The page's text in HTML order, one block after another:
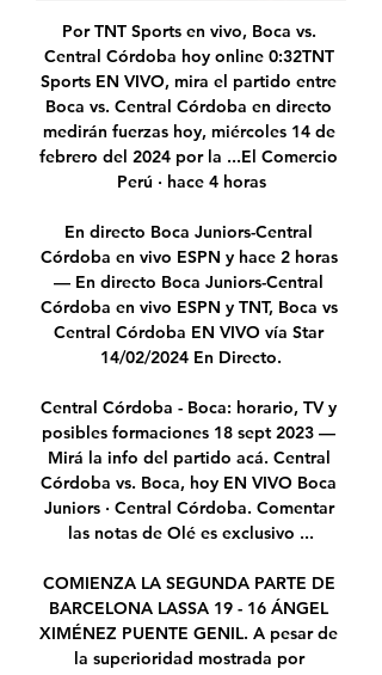
Por TNT Sports en vivo, Boca vs. Central Córdoba hoy online 0:32TNT Sports EN VIVO, mira el partido entre Boca vs. Central Córdoba en directo medirán fuerzas hoy, miércoles 14 de febrero del 2024 por la ...El Comercio Perú · hace 4 horas

En directo Boca Juniors-Central Córdoba en vivo ESPN y hace 2 horas — En directo Boca Juniors-Central Córdoba en vivo ESPN y TNT, Boca vs Central Córdoba EN VIVO vía Star 14/02/2024 En Directo.

Central Córdoba - Boca: horario, TV y posibles formaciones 18 sept 2023 — Mirá la info del partido acá. Central Córdoba vs. Boca, hoy EN VIVO Boca Juniors · Central Córdoba. Comentar las notas de Olé es exclusivo ...

COMIENZA LA SEGUNDA PARTE DE BARCELONA LASSA 19 - 16 ÁNGEL XIMÉNEZ PUENTE GENIL. A pesar de la superioridad mostrada por momentos por parte del Barcelona, los de Puente Genil no han dejado de presionar a su rival y lo han mantenido cerca en el …

Información de ayuda para correr en 10k Mann Filter XII Maratón Ciudad de Zaragoza con datos de inscripciones, recorrido, lugar y hora de salida, clasificaciones, corredores y rutinas de entrenamiento.

[[DEPORTE TV>>]] Boca Juniors contra Central Córdoba hace 5 horas — Boca Juniors Central Córdoba marcadores en directo (y ver en vivo gratis video streaming en directo) comienza el 14 feb 2024 a las 22:15 ...

En vivo: Boca Juniors vs Central Córdoba online Comenzó la v hace 20 horas — En vivo: Boca Juniors vs Central Córdoba online Comenzó la venta de entradas para el partido de Boca 14 febrero 2024 En Vivo Ver Partido ...

Everton venció por la mínima a Trasandino y queda con la primera opción para... DEPORTE Rodrigo Peñaloza Otárola-junio 10, 2019. 0.. En el estadio Sausalito de Viña del Mar fue el escenario, el cual recibió el duelo disputado entre el local Santiago Wanderers...

Nota Regatas abrió la serie semifinal con un claro triunfo ante Argentino de Junín.- Regatas Corrientes , el número 1 de la fase regular y campeón vigente, se adelantó en una de las llaves semifinales de la Liga Nacional de Básquetbol (LNB) , al doblegar a Argentino...

Boca Juniors vs Central Córdoba EN VIVO vía TNT Sports hace 11 horas — El partido que corresponde a la fecha 5 de la Copa de la Liga Profesional, será transmitido EN DIRECTO y ONLINE vía TNT Sports y ESPN. Sigue las ...

Consulta los datos del partido Cortulúa vs. Cúcuta en la competición Liga Colombiana I 2015 con comentarios en directo en AS.com (Estadísticas)

Empresas: correo directo en Pitalito, Huila, Colombia | Directorio Telefónico - Teléfonos, Direcciones, Página Web, Contacto, Horarios,. Otros Paises Argentina Bolivia Chile Colombia Costa Rica Ecuador El Salvador Guatemala México Panamá Perú Puerto Rico República Dominicana Uruguay Venezuela.

Ver EN VIVO ONLINE Boca vs Central Córdoba, Copa de hace 18 horas — Boca Juniors recibe a Central Córdoba en partido de la quinta fecha de la Copa de la Liga 2024. El duelo se disputará a las 19:15 horas del miércoles 14 de ...

Por su parte el equipo azucarero cosechó 11 partidos consecutivos sin perder en condición de visitante, en esa condición empató 7 (Boyaca, Tolima, Equidad, Caldas, Millonarios, Santa Fe y Pasto) y ganó 4 (Itagui, Pasto, Envigado y Caldas). Pasto sumó 3 fechas sin perder, aunque acumuló su segundo empate de manera lineal.

C. SU COMENTARIO NOS INTERESA. deportes@eltiempo.com.ve. 24 l @Diario_ElTiempo. Deportes. EL TIEMPO Sábado 31 de octubre de 2015 www.eltiempo.com.ve. RAFAEL NADAL CLASIFICÓ A SEMIFINALES EN BASILEA

“La venganza es el placer de los dioses” y la disfrutó Instituto en otro apasionante clásico cordobés. La Gloria sacó chapa de su gran plantel, ese que aspirar a pelear bien alto en toda la temporada, y se tomo revancha del duelo anterior, ganado por Atenas. En un Ángel Sandrín colmado, el

Avianca inaugura su vuelo directo San Salvador-Nueva Jersey. La ruta,. El destino permite a los pasajeros visitar ciudades como Elizabeth, Jersey City y Nueva York,. La terminal aérea de El Salvador permitirá además enlazar otros destinos en Centroamérica, como Guatemala, San José, San Pedro Sula, Managua y Panamá.

Gas and Power es la única compañía en el mundo que puede ofrecer los puntos fuertes combinados de Oil & Gas, Generación y Transmisión de Energía a lo largo de la cadena de conversión de energía, creando un valor duradero para sus clientes.

Bío Bío Convention Bureau Oficina de atracción de congresos y convenciones Concepción le quiere brindar la más cordial bienvenida a una ciudad que, simplemente, le cautivará.. N 2721500 Hospital Clínico Regional de Concepción San Martín 1436 2208500 Hospital Traumatológico Sanatorio Alemán Av. Dirección San Martín 601.

Chelsea vs Barca. Back to article. Be the first to comment . Leave a Reply Cancelar respuesta. Tu dirección de correo no será. AMPrensa en línea. Escuche nuestras noticias y música en nuestra emisora online. Lo último. 453 mil ticos tendrán 65 años para el 2020, según censo . 1 Octubre, 2019. A partir de este martes, docentes en EE.

Alianza Petrolera Vs Huila - FUTBOL EN VIVO. Hoy Domingo 26 de Mayo del 2013, a las 03:15 p.m. GMT-5, se jugará el partido de futbol entre el Alianza Petrolera versus el Atlético Huila, por La Liga Postobón de Colombia,. como si vieran la televisión en vivo y en directo por internet,.

BOCA JUNIORS vs CENTRAL CÓRDOBA en EL CANAL DE Seguilo en vivo a través de #ElCanalDeBoca. Toda la previa, el color, la Bombonera y entrevistas exclusivas, a lo Boca. ¡Sumate desde las 18:00 hs!

En Directo: Real Madrid Club de Fútbol - AFC Ajax. Partido de Liga de Campeones 2018-2019. Últimas noticias, clasificación, resultados y mucho más de Liga de Campeones en El Diario Vasco

🔴⚽ BOCA JUNIORS vs SAN LORENZO EN VIVO ... TV, live stream, alineaciones y pronóstico por la Copa de la Liga. 90min · Cavani descartado nuevamente: no jugará ante Central Córdoba. La Número 12 · Ver más ...

Equidad viajó a Paraguay para visitar al Deportivo Santaní en el Defensores del Chaco para disputar el partido de vuelta de la segunda fase por la Conmebol Sudamericana, donde consiguió su clasificación a siguiente ronda al vencer 1-4 en el marcador global. En este juego, Hansel Zapata y Carlos

Ver EN VIVO ONLINE Central Córdoba vs Boca por ESPN 19 sept 2023 — Cómo ver en vivo por TV y streaming el partido entre Central Córdoba vs Boca Juniors, correspondiente a la fecha 5 de la Copa de la Liga ...

CENTRAL CÓRDOBA VS BOCA - EN VIVO - COPA DE LA LIGA 2:32:14BOCA #CENTRALCÓRDOBA #COPADELALIGA #futbolargentino ¿Querés ver más videos como este? ¡Suscribite a nuestro canal!YouTube · Radio La Red AM 910 · 19 sept 2023

Municipalidad de Mercedes. Intendente Juan Ignacio Ustarroz. Se viene el 2° Festival de Cerveceros Mercedinos. Al aire libre se podrán disfrutar de muchos atractivos, principalmente la cerveza tradicional y artesanal elaborada por productores y micro productores locales

¿Se viene el ‘dream team’ a barrio Obrero? Cerro Porteño tira la casa por la ventana. No se viene con juegos y tiene en agenda a figuras del calibre de Sergio Díaz, Juan Manuel Iturbe y Angel Romero.

Final del partido, Zenit St Petersburg 1, Villarreal 3. Final segunda parte, Zenit St Petersburg 1, Villarreal 3. 93' Corner,Zenit St Petersburg. Corner cometido por Miguelón. 90' Falta de Samuel Chukwueze (Villarreal). 90' Igor Smolnikov (Zenit St Petersburg…

Rio Ave 1, Vitória Setúbal 1. Hildeberto Pereira (Vitória Setúbal) remate con la izquierda desde el centro del área por el lado derecho de la portería. Min 82. Remate fallado por Agu (Vitória Setúbal) remate con la derecha desde fuera del área que se va alto y desviado por la derecha.

Dos investigadores de la Universidad de Standford (EEUU), Samuel S. Kistler y Charles Learned realizaron una apuesta que consistía en ver quién era capaz de remover la fase líquida de un gel sin que este perdiera su estructura característica, es decir, la red interna de poros.

Bogotá (oct. 3/19). El Viceministro de Relaciones Exteriores de Colombia, Francisco Echeverri Lara, y su homólogo de Polonia, Maciej Lang, presidieron la reunión de consultas políticas, mecanismo bilateral creado para revisar la agenda bilateral existente entre los dos países.

Sánchez dijo que ambas prácticas cayeron en desuso, aunque aún se ven las lanchas. También se traía la droga directamente desde Colombia a Puerto Rico y ahora los colombianos usan organizaciones venezolanas para “brincar” por diversas islas del Caribe hasta llegar a territorio puertorriqueño.

Una de las poblaciones con una gran tradición cultural es la ciudad de Chalchuapa en el Departamento de Santa Ana. Ubicada en un amplio valle, en ella todavía pueden observarse casas construidas de adobe y teja con amplios portales, rasgos peculiares de las edificaciones de antaño.

Sport Boys vs Alianza Atlético juegan por la Liga Peruana de futbol. AQUI ¿A que hora juegan Sport Boys vs Alianza Atlético? El partido se juega a las 15:45 horas de Lima,16:45 horas usa-miami 11 de abril. EN VIVO ¿Donde puedo ver el Sport Boys vs Alianza Atlético?

Préstamo interbibliotecario: permite a utilización de ACS Web Edition ou ACS Journal Archives para cumprir coas peticións de PI. Pódese obter unha copia en formato PDF e transmitila á biblioteca peticionaria por correo, fax ou transmisión electrónica. O prestatario pode facer ata 5 copias de artigos libres por ano para este fin.

Como podemos apreciar, el problema de investigación emana de la observación y análisis de las condiciones de organización y funcionamiento detectadas en un club de fútbol base (heterogeneidad en perfil formativo de los entrenadores que integran el club, criterios inadecuados de selección de los mismos, remuneración escasa, actividad.

"Si hay alguien en quien no se puede confiar es en Juan Carlos Osorio. Ya rechazó a Ecuador, pero así como hizo en Sao Paulo y en Paraguay, puede dejar el proceso en Atlético Nacional por ir tras sus objetivos profesionales", opinión de Alejandro Aguilar, periodista de El Deportivo

Consiga nuestros pronóstico